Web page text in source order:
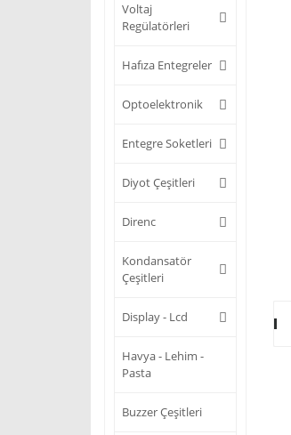
Voltaj
Regülatörleri
Hafıza Entegreler
Optoelektronik
Entegre Soketleri
Diyot Çeşitleri
Direnc
Kondansatör
Çeşitleri
Display - Lcd
Havya - Lehim -
Pasta
Buzzer Çeşitleri